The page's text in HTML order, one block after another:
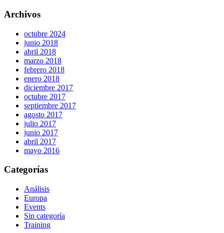
Archivos
octubre 2024
junio 2018
abril 2018
marzo 2018
febrero 2018
enero 2018
diciembre 2017
octubre 2017
septiembre 2017
agosto 2017
julio 2017
junio 2017
abril 2017
mayo 2016
Categorías
Análisis
Europa
Events
Sin categoría
Training